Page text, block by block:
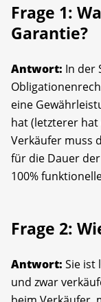
Frage 1:
Garantie?
Antwort: In der
eine
hat (letzterer
Verkäufer muss
für die Dauer
100%
Frage 2:
Antwort: Sie ist
und zwar